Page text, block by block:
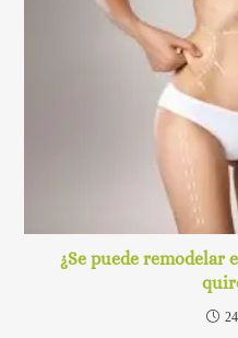
¿Se puede remodelar